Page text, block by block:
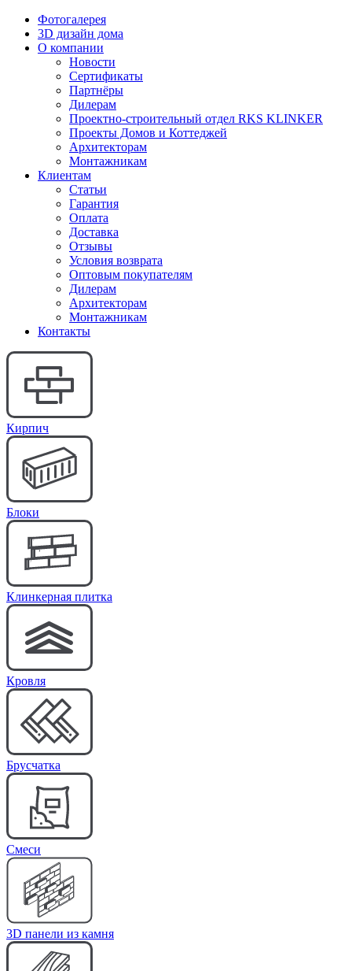
Фотогалерея
3D дизайн дома
О компании
Новости
Сертификаты
Партнёры
Дилерам
Проектно-строительный отдел RKS KLINKER
Проекты Домов и Коттеджей
Архитекторам
Монтажникам
Клиентам
Статьи
Гарантия
Оплата
Доставка
Отзывы
Условия возврата
Оптовым покупателям
Дилерам
Архитекторам
Монтажникам
Контакты
Кирпич
Блоки
Клинкерная плитка
Кровля
Брусчатка
Cмеси
3D панели из камня